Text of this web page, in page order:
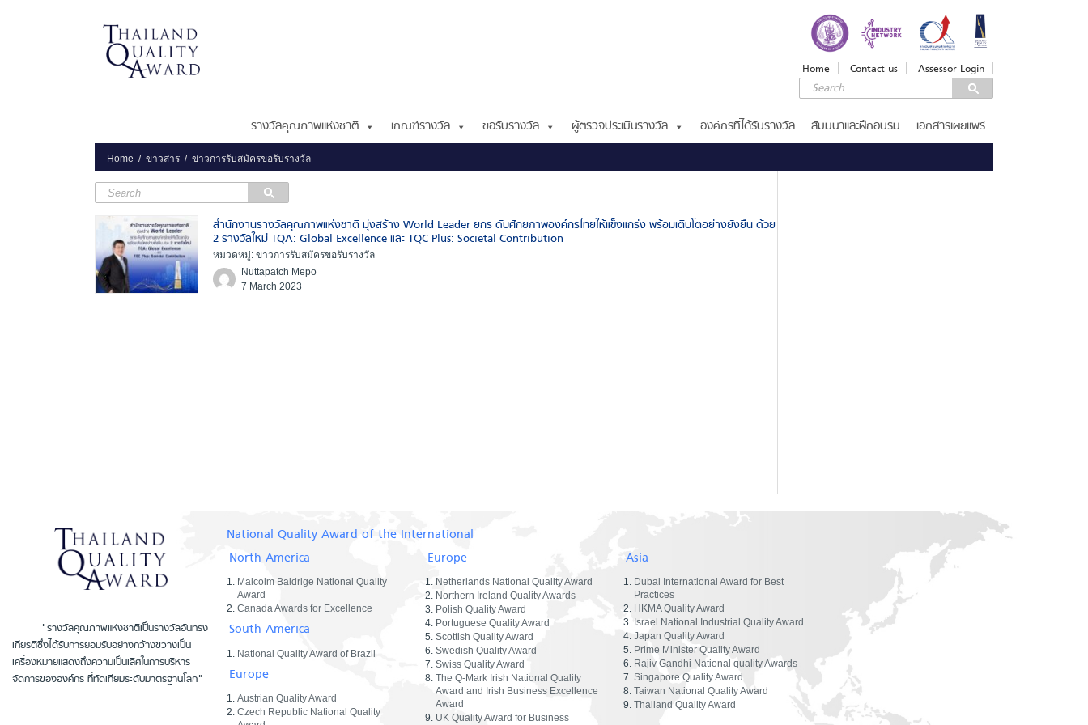
Home Contact us Assessor Login
รางวัลคุณภาพแห่งชาติ เกณฑ์รางวัล ขอรับรางวัล ผู้ตรวจประเมินรางวัล องค์กรที่ได้รับรางวัล สัมมนาและฝึกอบรม เอกสารเผยแพร่
Home ข่าวสาร ข่าวการรับสมัครขอรับรางวัล
สำนักงานรางวัลคุณภาพแห่งชาติ มุ่งสร้าง World Leader ยกระดับศักยภาพองค์กรไทยให้แข็งแกร่ง พร้อมเติบโตอย่างยั่งยืน ด้วย
2 รางวัลใหม่ TQA: Global Excellence และ TQC Plus: Societal Contribution
หมวดหมู่: ข่าวการรับสมัครขอรับรางวัล
Nuttapatch Mepo
7 March 2023
"รางวัลคุณภาพแห่งชาติเป็นรางวัลอันทรง
เกียรติซึ่งได้รับการยอมรับอย่างกว้างขวางเป็น
เครื่องหมายแสดงถึงความเป็นเลิศในการบริหาร
จัดการขององค์กร ที่ทัดเทียมระดับมาตรฐานโลก"
National Quality Award of the International
North America
Malcolm Baldrige National Quality
Award
Canada Awards for Excellence
South America
National Quality Award of Brazil
Europe
Austrian Quality Award
Czech Republic National Quality
Europe
Netherlands National Quality Award
Northern Ireland Quality Awards
Polish Quality Award
Portuguese Quality Award
Scottish Quality Award
Swedish Quality Award
Swiss Quality Award
The Q-Mark Irish National Quality
Award and Irish Business Excellence
Award
UK Quality Award for Business
Asia
Dubai International Award for Best
Practices
HKMA Quality Award
Israel National Industrial Quality Award
Japan Quality Award
Prime Minister Quality Award
Rajiv Gandhi National quality Awards
Singapore Quality Award
Taiwan National Quality Award
Thailand Quality Award
LOGIN
Login
Username
Password